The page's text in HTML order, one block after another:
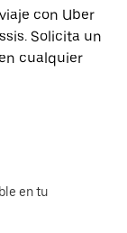
con Uber
Solicita un
cualquier
en tu